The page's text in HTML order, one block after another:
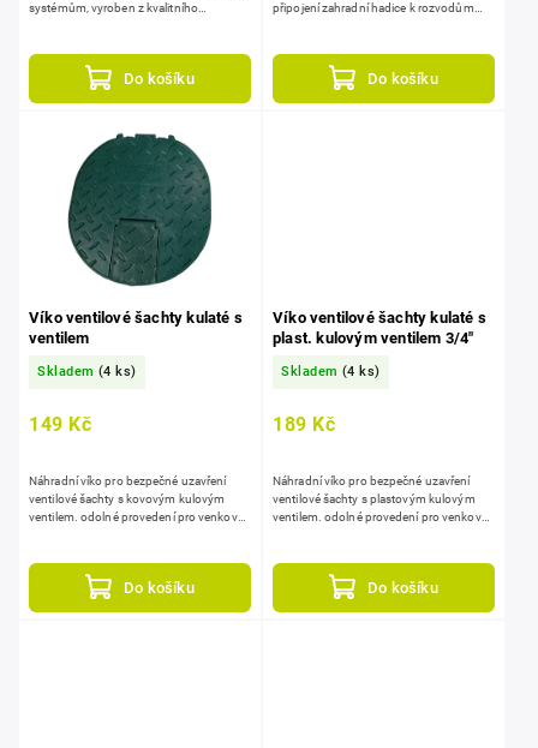
Do košíku
systémům, vyroben z kvalitního
Do košíku
připojení zahradní hadice k rozvodům
Víko ventilové šachty kulaté s
ventilem
Skladem (4 ks)
149 Kč
Do košíku
Náhradní víko pro bezpečné uzavření
ventilové šachty s kovovým kulovým
ventilem. odolné provedení pro venkovní
Víko ventilové šachty kulaté s
plast. kulovým ventilem 3/4"
Skladem (4 ks)
189 Kč
Do košíku
Náhradní víko pro bezpečné uzavření
ventilové šachty s plastovým kulovým
ventilem. odolné provedení pro venkovní